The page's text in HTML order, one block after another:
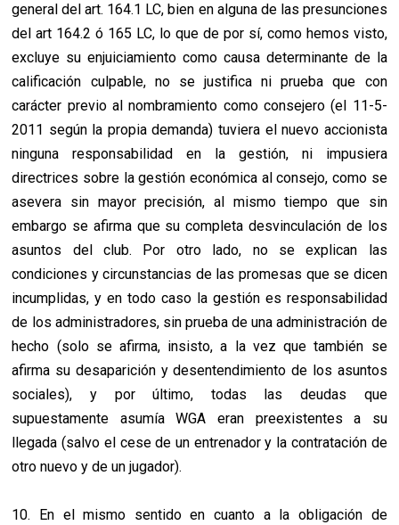
general del art. 164.1 LC, bien en alguna de las presunciones
del art 164.2 ó 165 LC, lo que de por sí, como hemos visto,
excluye su enjuiciamiento como causa determinante de la
calificación culpable, no se justifica ni prueba que con
carácter previo al nombramiento como consejero (el 11-5-
2011 según la propia demanda) tuviera el nuevo accionista
ninguna responsabilidad en la gestión, ni impusiera
directrices sobre la gestión económica al consejo, como se
asevera sin mayor precisión, al mismo tiempo que sin
embargo se afirma que su completa desvinculación de los
asuntos del club. Por otro lado, no se explican las
condiciones y circunstancias de las promesas que se dicen
incumplidas, y en todo caso la gestión es responsabilidad
de los administradores, sin prueba de una administración de
hecho (solo se afirma, insisto, a la vez que también se
afirma su desaparición y desentendimiento de los asuntos
sociales), y por último, todas las deudas que
supuestamente asumía WGA eran preexistentes a su
llegada (salvo el cese de un entrenador y la contratación de
otro nuevo y de un jugador).
10. En el mismo sentido en cuanto a la obligación de